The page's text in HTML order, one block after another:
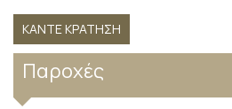
ΚΆΝΤΕ ΚΡΆΤΗΣΗ
Παροχές